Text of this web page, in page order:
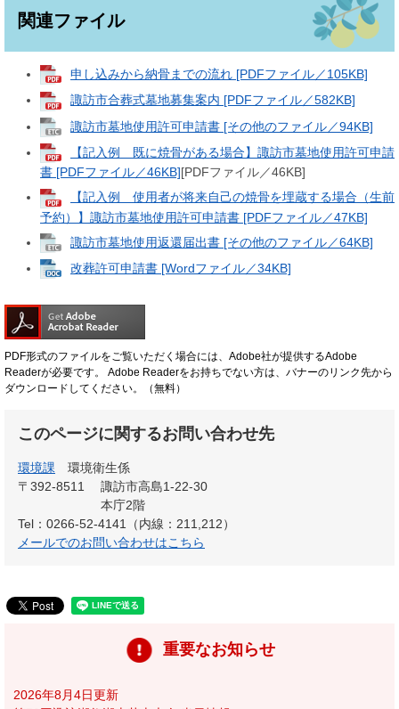
関連ファイル
申し込みから納骨までの流れ [PDFファイル／105KB]
諏訪市合葬式墓地募集案内 [PDFファイル／582KB]
諏訪市墓地使用許可申請書 [その他のファイル／94KB]
【記入例 既に焼骨がある場合】諏訪市墓地使用許可申請
書 [PDFファイル／46KB][PDFファイル／46KB]
【記入例 使用者が将来自己の焼骨を埋蔵する場合（生前
予約）】諏訪市墓地使用許可申請書 [PDFファイル／47KB]
諏訪市墓地使用返還届出書 [その他のファイル／64KB]
改葬許可申請書 [Wordファイル／34KB]
PDF形式のファイルをご覧いただく場合には、Adobe社が提供するAdobe
Readerが必要です。
Adobe Readerをお持ちでない方は、バナーのリンク先から
ダウンロードしてください。（無料）
このページに関するお問い合わせ先
環境課
環境衛生係
〒392-8511
諏訪市高島1-22-30
本庁2階
Tel：0266-52-4141（内線：211,212）
メールでのお問い合わせはこちら
重要なお知らせ
2026年8月4日更新